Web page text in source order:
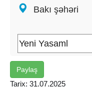
mövcuddur – yaşayış
mümkündür.
Qiymət (əşyasız): 220,
Əşyalı qiymət: 240, 000
Ofisin xidmət haqqı 1%-
Sənəd: Müqavilə ilə satılır.
Bakı şəhəri
Paylaş
Tarix: 31.07.2025